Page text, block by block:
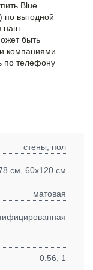
Blue
по выгодной
наш
быть
компаниями.
по телефону
стены, пол
см, 60x120 см
матовая
0.56, 1